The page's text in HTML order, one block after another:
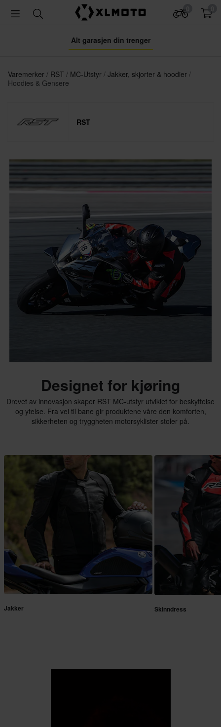
Alt garasjen din trenger
Varemerker RST MC-Utstyr Jakker, skjorter & hoodier
Hoodies & Gensere
RST
Designet for kjøring
Drevet av innovasjon skaper RST MC-utstyr utviklet for beskyttelse
og ytelse. Fra vei til bane gir produktene våre den komforten,
sikkerheten og tryggheten motorsyklister stoler på.
Jakker Skinndress